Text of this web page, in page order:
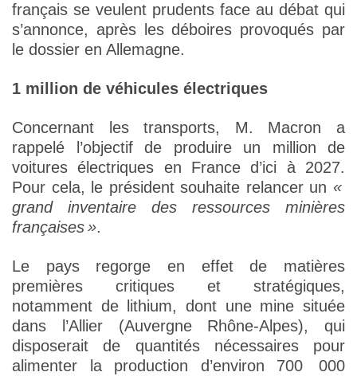
français se veulent prudents face au débat qui
s’annonce, après les déboires provoqués par
le dossier en Allemagne.
1 million de véhicules électriques
Concernant les transports, M. Macron a
rappelé l’objectif de produire un million de
voitures électriques en France d’ici à 2027.
Pour cela, le président souhaite relancer un «
grand inventaire des ressources minières
françaises ».
Le pays regorge en effet de matières
premières critiques et stratégiques,
notamment de lithium, dont une mine située
dans l’Allier (Auvergne Rhône-Alpes), qui
disposerait de quantités nécessaires pour
alimenter la production d’environ 700 000